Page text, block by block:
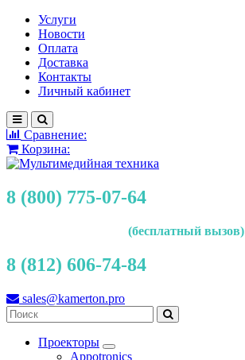
Услуги
Новости
Оплата
Доставка
Контакты
Личный кабинет
Сравнение:
Корзина:
8 (800) 775-07-64
(бесплатный вызов)
8 (812) 606-74-84
sales@kamerton.pro
Проекторы
Appotronics